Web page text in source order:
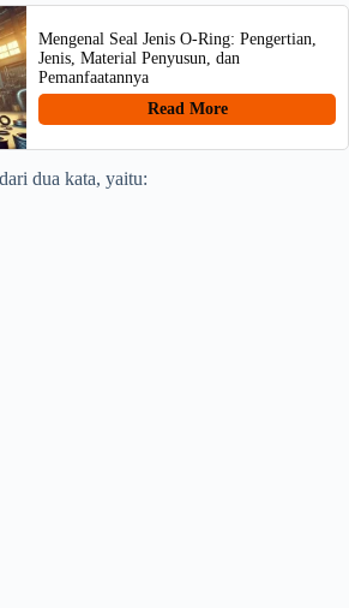
Mengenal Seal Jenis O-Ring: Pengertian,
Jenis, Material Penyusun, dan
Pemanfaatannya
Read More
dua kata, yaitu: